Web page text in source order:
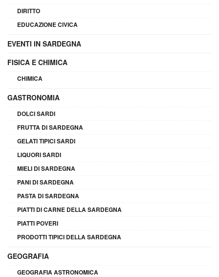
DIRITTO
EDUCAZIONE CIVICA
EVENTI IN SARDEGNA
FISICA E CHIMICA
CHIMICA
GASTRONOMIA
DOLCI SARDI
FRUTTA DI SARDEGNA
GELATI TIPICI SARDI
LIQUORI SARDI
MIELI DI SARDEGNA
PANI DI SARDEGNA
PASTA DI SARDEGNA
PIATTI DI CARNE DELLA SARDEGNA
PIATTI POVERI
PRODOTTI TIPICI DELLA SARDEGNA
GEOGRAFIA
GEOGRAFIA ASTRONOMICA